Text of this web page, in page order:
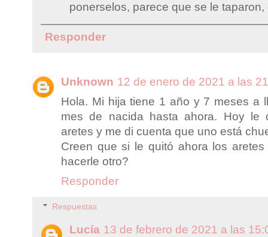
ponerselos, parece que se le
Responder
Unknown 12 de enero de 2021 a las
Hola. Mi hija tiene 1 año y 7 meses a
mes de nacida hasta ahora. Hoy le
aretes y me di cuenta que uno está
Creen que si le quitó ahora los
hacerle otro?
Responder
Respuestas
Lucía 13 de febrero de 2021 a las